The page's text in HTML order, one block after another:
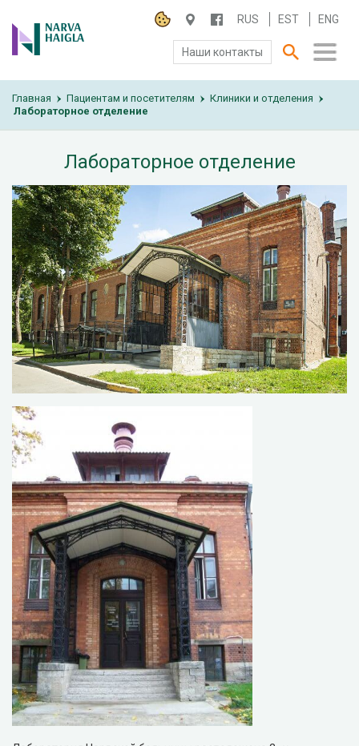
RUS EST ENG
Наши контакты
О БОЛЬНИЦЕ
РАБОТА И ПРАКТИКА
Главная Пациентам и посетителям Клиники и отделения
Лабораторное отделение
Лабораторное отделение